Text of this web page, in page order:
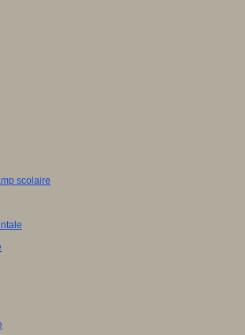
scolaire